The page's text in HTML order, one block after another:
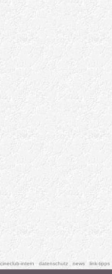
cineclub-intern datenschutz news link-tipps